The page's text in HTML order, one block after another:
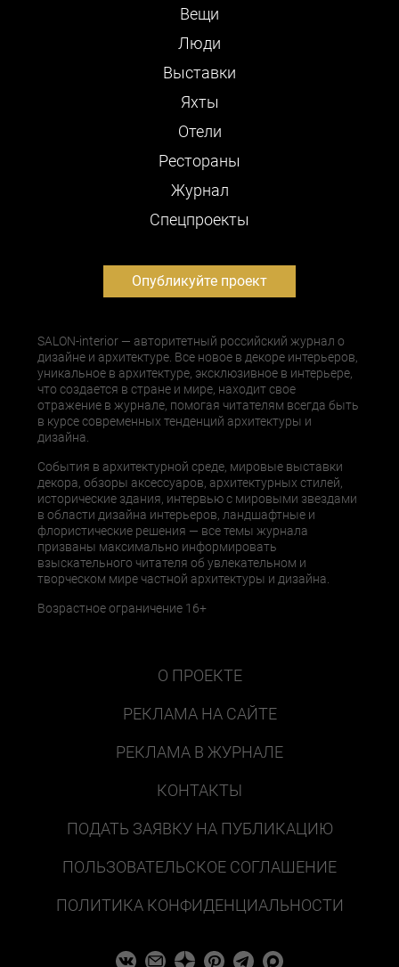
Вещи
Люди
Выставки
Яхты
Отели
Рестораны
Журнал
Cпецпроекты
Опубликуйте проект
SALON-interior — авторитетный российский журнал о
дизайне и архитектуре. Все новое в декоре интерьеров,
уникальное в архитектуре, эксклюзивное в интерьере,
что создается в стране и мире, находит свое
отражение в журнале, помогая читателям всегда быть
в курсе современных тенденций архитектуры и
дизайна.
События в архитектурной среде, мировые выставки
декора, обзоры аксессуаров, архитектурных стилей,
исторические здания, интервью с мировыми звездами
в области дизайна интерьеров, ландшафтные и
флористические решения — все темы журнала
призваны максимально информировать
взыскательного читателя об увлекательном и
творческом мире частной архитектуры и дизайна.
Возрастное ограничение 16+
О ПРОЕКТЕ
РЕКЛАМА НА САЙТЕ
РЕКЛАМА В ЖУРНАЛЕ
КОНТАКТЫ
ПОДАТЬ ЗАЯВКУ НА ПУБЛИКАЦИЮ
ПОЛЬЗОВАТЕЛЬСКОЕ СОГЛАШЕНИЕ
ПОЛИТИКА КОНФИДЕНЦИАЛЬНОСТИ